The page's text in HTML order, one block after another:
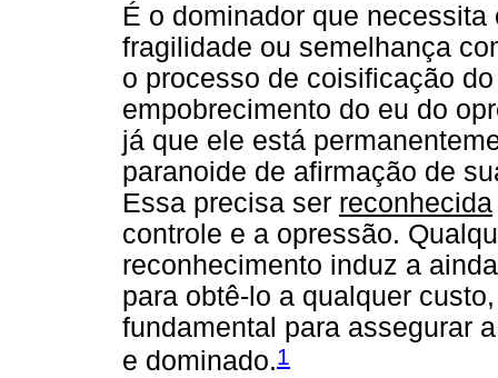
É o dominador que
fragilidade ou semelhança
o processo de coisificação
empobrecimento do eu do
já que ele está
paranoide de afirmação de
Essa precisa ser reconhecida
controle e a opressão.
reconhecimento induz a
para obtê-lo a qualquer
fundamental para assegurar
e dominado.1